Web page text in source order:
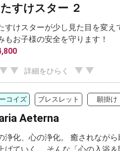
すけスター ２
すけスターが少し見た目を変え
もお子様の安全を守ります！
詳細をひらく
コイズ ブレスレット 願掛け
Aeterna
浄化、心の浄化。 癒されなが